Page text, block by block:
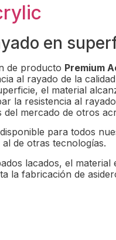
en
de producto Premium
al rayado de la
el material
la resistencia al
mercado de otros
para todos
de otras tecnologías.
lacados, el material
la fabricación de